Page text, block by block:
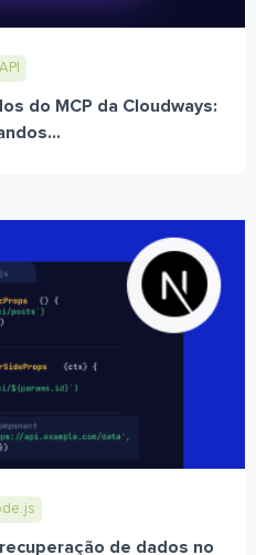
API
do MCP da Cloudways:
de dados no